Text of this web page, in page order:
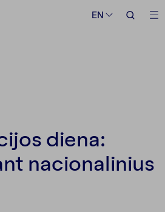
EN
EN
diena:
nacionalinius